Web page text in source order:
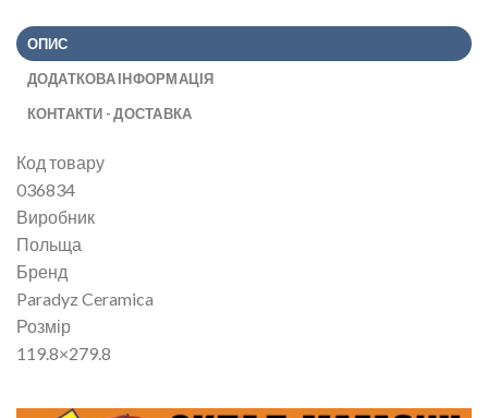
ОПИС
ДОДАТКОВА ІНФОРМАЦІЯ
КОНТАКТИ - ДОСТАВКА
Код товару
036834
Виробник
Польща
Бренд
Paradyz Ceramica
Розмір
119.8×279.8